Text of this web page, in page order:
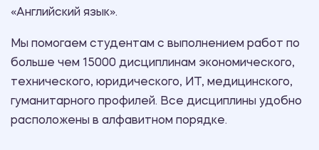
«Английский язык».
Мы помогаем студентам с выполнением работ по
больше чем 15000 дисциплинам экономического,
технического, юридического, ИТ, медицинского,
гуманитарного профилей. Все дисциплины удобно
расположены в алфавитном порядке.